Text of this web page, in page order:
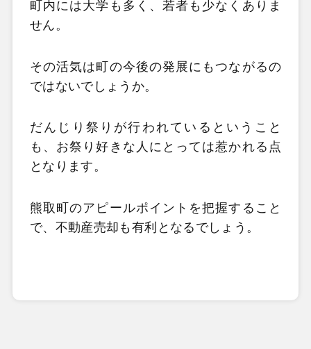
町内には大学も多く、若者も少なくありま
せん。
その活気は町の今後の発展にもつながるの
ではないでしょうか。
だんじり祭りが行われているということ
も、お祭り好きな人にとっては惹かれる点
となります。
熊取町のアピールポイントを把握すること
で、不動産売却も有利となるでしょう。